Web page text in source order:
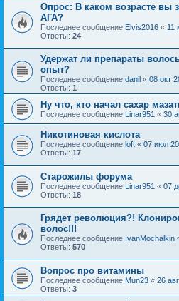
Опрос: В каком возрасте вы
АГА?
Последнее сообщение Elvis2016 « 11
Ответы: 24
Удержат ли препараты
опыт?
Последнее сообщение danil « 08 окт
Ответы: 1
Ну что, кто начал сахар
Последнее сообщение Linar951 « 30
Никотиновая кислота
Последнее сообщение loft « 07 июл
Ответы: 17
Старожилы форума
Последнее сообщение Linar951 « 07
Ответы: 18
Грядет революция?!
волос!!!
Последнее сообщение IvanMochalkin
Ответы: 570
Вопрос про витамины
Последнее сообщение Mun23 « 26
Ответы: 3